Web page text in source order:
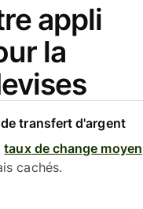
appli
la
transfert d'argent
taux de change moyen
cachés.